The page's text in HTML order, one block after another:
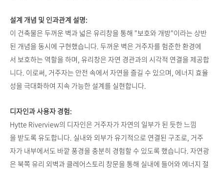
설계 개념 및 인과관계 설명:
이 건축물은 두꺼운 벽과 넓은 유리창을 통해 "보호와 개방"이라는 상반
된 개념을 동시에 구현했습니다. 두꺼운 벽은 거주자를 험준한 환경에
서 보호하는 역할을 하며, 유리창은 자연 경관과의 시각적 연결을 제공합
니다. 이로써, 거주자는 안전 속에서 자연을 즐길 수 있으며, 에너지 효율
성을 극대화하여 지속 가능한 설계를 실현합니다.
디자인과 사용자 경험:
Hytte Riverview의 디자인은 거주자가 자연의 일부가 된 듯한 느낌
을 받도록 유도합니다. 실내와 외부가 유기적으로 연결된 구조로, 거주
자가 내부에서도 바깥 풍경을 충분히 경험할 수 있도록 했습니다. 자연광
은 북쪽 유리 외벽과 클레어스토리 창문을 통해 실내에 들어와 에너지 절